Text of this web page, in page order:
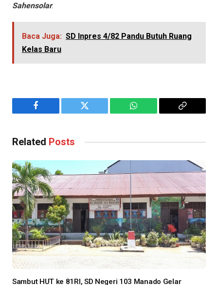
Sahensolar.
Baca Juga: SD Inpres 4/82 Pandu Butuh Ruang
Kelas Baru
Facebook Twitter WhatsApp
Copy
Related Posts
Sambut HUT ke 81RI, SD Negeri 103 Manado Gelar